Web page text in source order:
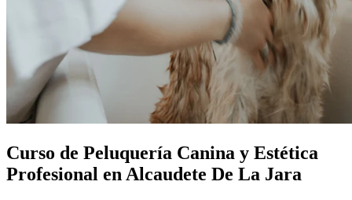
Curso de Peluquería Canina y Estética
Profesional en Alcaudete De La Jara